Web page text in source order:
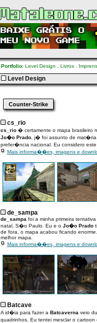
Portfolio: Level Design Livros.
Level Design
Counter-Strike
cs_rio
cs_rio� certamente o mapa brasileiro
Jo�o Prado, j� foi assunto de
prefer�ncia nacional. Eu considero
Mais informa��es, imagens e
de_sampa
de_sampa foi a minha primeira
natal, S�o Paulo. Eu e o Jo�o Prado
de fora, o mapa acabou ficando
melhor mapa.
Mais informa��es, imagens e
Batcave
A id�ia para fazer a Batcaverna veio
quadrinhos. Eu tentei mesclar o